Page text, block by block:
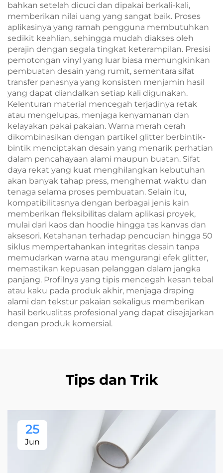
bahkan setelah dicuci dan dipakai berkali-kali,
memberikan nilai uang yang sangat baik. Proses
aplikasinya yang ramah pengguna membutuhkan
sedikit keahlian, sehingga mudah diakses oleh
perajin dengan segala tingkat keterampilan. Presisi
pemotongan vinyl yang luar biasa memungkinkan
pembuatan desain yang rumit, sementara sifat
transfer panasnya yang konsisten menjamin hasil
yang dapat diandalkan setiap kali digunakan.
Kelenturan material mencegah terjadinya retak
atau mengelupas, menjaga kenyamanan dan
kelayakan pakai pakaian. Warna merah cerah
dikombinasikan dengan partikel glitter berbintik-
bintik menciptakan desain yang menarik perhatian
dalam pencahayaan alami maupun buatan. Sifat
daya rekat yang kuat menghilangkan kebutuhan
akan banyak tahap press, menghemat waktu dan
tenaga selama proses pembuatan. Selain itu,
kompatibilitasnya dengan berbagai jenis kain
memberikan fleksibilitas dalam aplikasi proyek,
mulai dari kaos dan hoodie hingga tas kanvas dan
aksesori. Ketahanan terhadap pencucian hingga 50
siklus mempertahankan integritas desain tanpa
memudarkan warna atau mengurangi efek glitter,
memastikan kepuasan pelanggan dalam jangka
panjang. Profilnya yang tipis mencegah kesan tebal
atau kaku pada produk akhir, menjaga draping
alami dan tekstur pakaian sekaligus memberikan
hasil berkualitas profesional yang dapat disejajarkan
dengan produk komersial.
Tips dan Trik
25
Jun